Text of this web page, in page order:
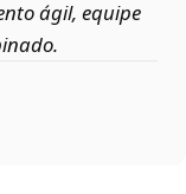
ágil, equipe